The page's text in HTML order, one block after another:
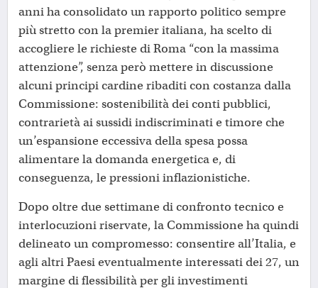
anni ha consolidato un rapporto politico sempre
più stretto con la premier italiana, ha scelto di
accogliere le richieste di Roma “con la massima
attenzione”, senza però mettere in discussione
alcuni principi cardine ribaditi con costanza dalla
Commissione: sostenibilità dei conti pubblici,
contrarietà ai sussidi indiscriminati e timore che
un’espansione eccessiva della spesa possa
alimentare la domanda energetica e, di
conseguenza, le pressioni inflazionistiche.
Dopo oltre due settimane di confronto tecnico e
interlocuzioni riservate, la Commissione ha quindi
delineato un compromesso: consentire all’Italia, e
agli altri Paesi eventualmente interessati dei 27, un
margine di flessibilità per gli investimenti